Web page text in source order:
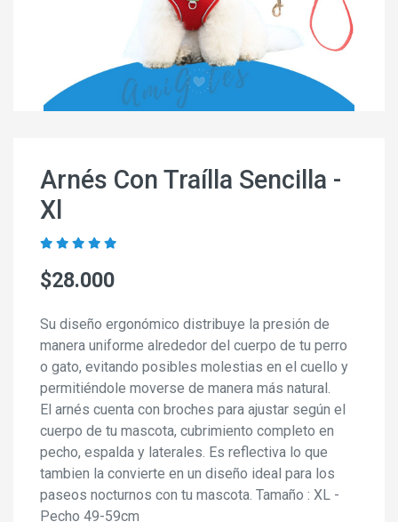
Arnés Con Traílla Sencilla -
Xl
$28.000
Su diseño ergonómico distribuye la presión de
manera uniforme alrededor del cuerpo de tu perro
o gato, evitando posibles molestias en el cuello y
permitiéndole moverse de manera más natural.
El arnés cuenta con broches para ajustar según el
cuerpo de tu mascota, cubrimiento completo en
pecho, espalda y laterales. Es reflectiva lo que
tambien la convierte en un diseño ideal para los
paseos nocturnos con tu mascota. Tamaño : XL -
Pecho 49-59cm